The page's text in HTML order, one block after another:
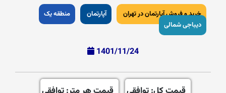
خرید و فروش آپارتمان در تهران آپارتمان
منطقه یک
دیباجی شمالی
1401/11/24